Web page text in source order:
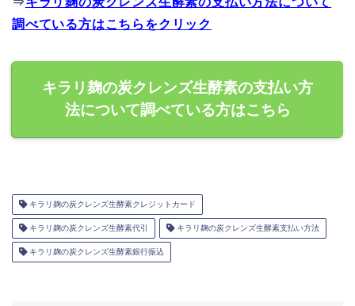
調べている方はこちらをクリック
キラリ麹の炭クレンズ生酵素の支払い方
法について調べている方はこちら
キラリ麹の炭クレンズ生酵素クレジットカード
キラリ麹の炭クレンズ生酵素代引 キラリ麹の炭クレンズ生酵素支払い方法
キラリ麹の炭クレンズ生酵素銀行振込